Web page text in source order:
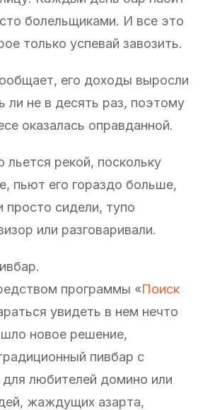
болельщиками. И все это
только успевай завозить.
его доходы выросли
ли не в десять раз, поэтому
оказалась оправданной.
льется рекой, поскольку
пьют его гораздо больше,
просто сидели, тупо
или разговаривали.
программы «Поиск
увидеть в нем нечто
новое решение,
пивбар с
любителей домино или
жаждущих азарта,